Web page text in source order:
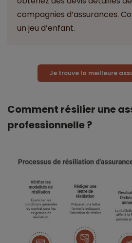
compagnies d’assurances.
un jeu d’enfant.
Je trouve la meilleure
Comment résilier une
professionnelle ?